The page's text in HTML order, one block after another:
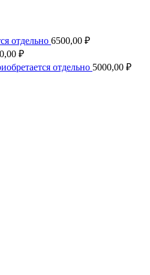
отдельно 6500,00 ₽
₽
отдельно 5000,00 ₽